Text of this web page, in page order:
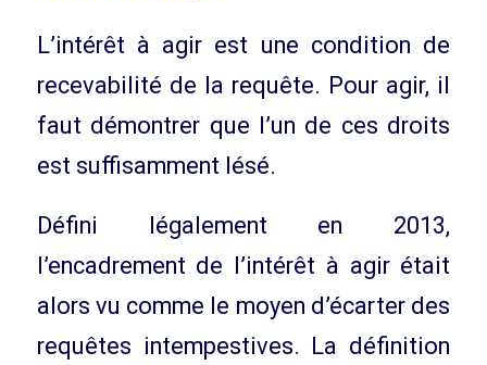
L’intérêt à agir est une condition de
recevabilité de la requête. Pour agir, il
faut démontrer que l’un de ces droits
est suffisamment lésé.
Défini légalement en 2013,
l’encadrement de l’intérêt à agir était
alors vu comme le moyen d’écarter des
requêtes intempestives. La définition